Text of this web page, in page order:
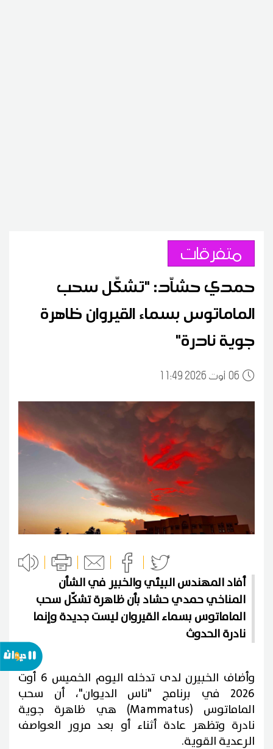
متفرقات
حمدي حشاّد: "تشكّل سحب
الماماتوس بسماء القيروان ظاهرة
جوية نادرة"
0611:49 2026 أوت
أفاد المهندس البيئي والخبير في الشأن
المناخي حمدي حشاد بأن ظاهرة تشكّل سحب
الماماتوس بسماء القيروان ليست جديدة وإنما
نادرة الحدوث
وأضاف الخبيرن لدى تدخله اليوم الخميس 6 أوت
2026 في برنامج "ناس الديوان"، أن سحب
الماماتوس (Mammatus) هي
ظاهرة جوية
نادرة وتظهر عادة أثناء أو بعد مرور العواصف
الرعدية القوية.